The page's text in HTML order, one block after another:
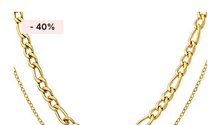
- 40%